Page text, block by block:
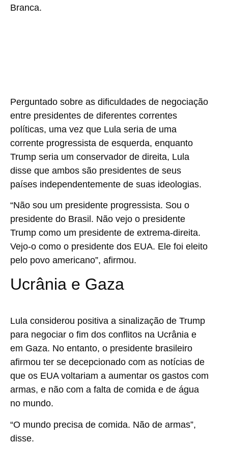
Branca.
Perguntado sobre as dificuldades de negociação
entre presidentes de diferentes correntes
políticas, uma vez que Lula seria de uma
corrente progressista de esquerda, enquanto
Trump seria um conservador de direita, Lula
disse que ambos são presidentes de seus
países independentemente de suas ideologias.
“Não sou um presidente progressista. Sou o
presidente do Brasil. Não vejo o presidente
Trump como um presidente de extrema-direita.
Vejo-o como o presidente dos EUA. Ele foi eleito
pelo povo americano”, afirmou.
Ucrânia e Gaza
Lula considerou positiva a sinalização de Trump
para negociar o fim dos conflitos na Ucrânia e
em Gaza. No entanto, o presidente brasileiro
afirmou ter se decepcionado com as notícias de
que os EUA voltariam a aumentar os gastos com
armas, e não com a falta de comida e de água
no mundo.
“O mundo precisa de comida. Não de armas”,
disse.